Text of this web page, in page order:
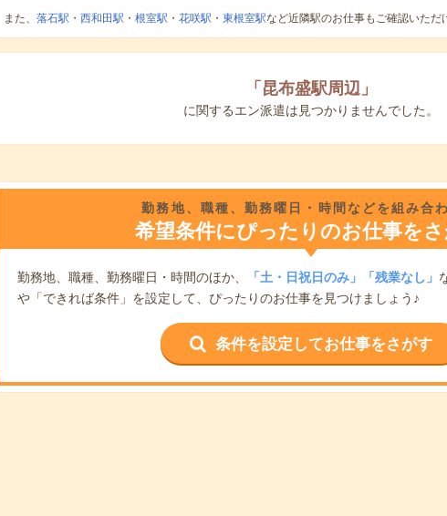
また、 落石駅 ・ 西和田駅 ・ 根室駅 ・ 花咲駅 ・ 東根室駅など近隣駅のお仕事もご確認いただ
「 昆布盛駅周辺」
に関するエン派遣は見つかりませんでした。
勤務地、職種、勤務曜日・時間などを組み合
希望条件にぴったりのお仕事を
勤務地、職種、勤務曜日・時間のほか、 「土・日祝日のみ」「残業なし」
や「できれば条件」を設定して、ぴったりのお仕事を見つけましょう♪
条件を設定してお仕事をさがす